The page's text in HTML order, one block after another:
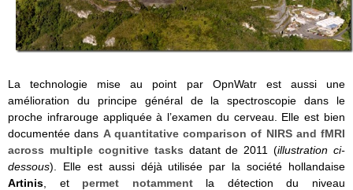
La technologie mise au point par OpnWatr est aussi une
amélioration du principe général de la spectroscopie dans le
proche infrarouge appliquée à l’examen du cerveau. Elle est bien
documentée dans A quantitative comparison of NIRS and fMRI
across multiple cognitive tasks datant de 2011 (illustration ci-
dessous). Elle est aussi déjà utilisée par la société hollandaise
Artinis , et permet notammentla détection du niveau